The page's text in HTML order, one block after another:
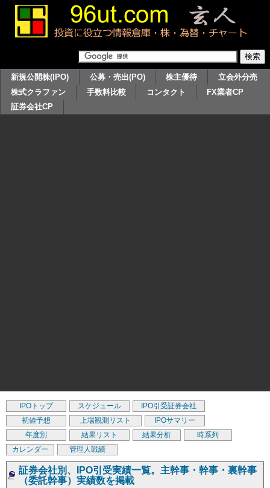
新規公開株(IPO) 公募・売出(PO) 株主優待
立会外分売
株式クラファン
手数料比較 コンタクト
FX業者CP
証券会社CP
IPOトップ スケジュール
IPO引受証券会社
初値予想
上場観測リスト
IPOサマリー
年度別
結果リスト 結果分析
時系列
カレンダー
管理人戦績
証券会社別、IPO引受実績一覧。主幹事・幹事・裏幹事
（委託幹事）実績数を掲載